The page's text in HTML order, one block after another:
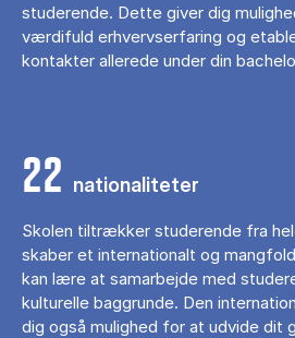
studerende. Dette giver dig
værdifuld erhvervserfaring og
kontakter allerede under din
22 nationaliteter
Skolen tiltrækker studerende fra
skaber et internationalt og
kan lære at samarbejde med
kulturelle baggrunde. Den
dig også mulighed for at udvide dit